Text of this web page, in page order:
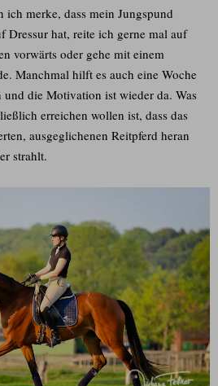
ich merke, dass mein Jungspund
Dressur hat, reite ich gerne mal auf
vorwärts oder gehe mit einem
Manchmal hilft es auch eine Woche
die Motivation ist wieder da. Was
erreichen wollen ist, dass das
ausgeglichenen Reitpferd heran
strahlt.